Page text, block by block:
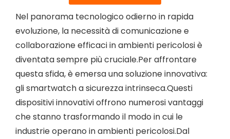
Nel panorama tecnologico odierno in rapida
evoluzione, la necessità di comunicazione e
collaborazione efficaci in ambienti pericolosi è
diventata sempre più cruciale.Per affrontare
questa sfida, è emersa una soluzione innovativa:
gli smartwatch a sicurezza intrinseca.Questi
dispositivi innovativi offrono numerosi vantaggi
che stanno trasformando il modo in cui le
industrie operano in ambienti pericolosi.Dal